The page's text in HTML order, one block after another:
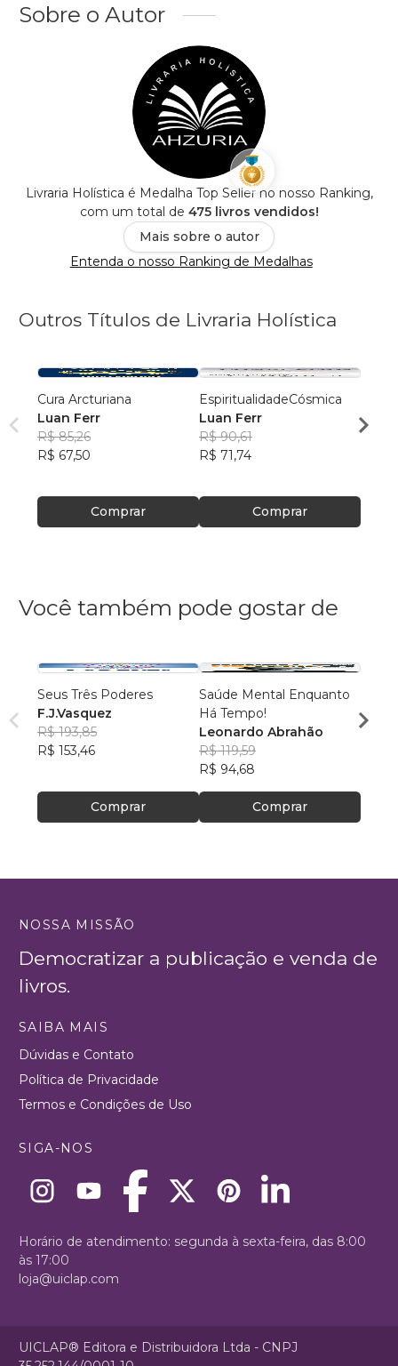
Sobre o Autor
Livraria Holística é Medalha Top Seller no nosso Ranking,
com um total de 475 livros vendidos!
Mais sobre o autor
Entenda o nosso Ranking de Medalhas
Outros Títulos de Livraria Holística
Cura Arcturiana
Luan Ferr
R$ 85,26
R$ 67,50
Comprar
EspiritualidadeCósmica
Luan Ferr
R$ 90,61
R$ 71,74
Comprar
Luan
R$
Você também pode gostar de
Seus Três Poderes
F.J.Vasquez
R$ 193,85
R$ 153,46
Comprar
Saúde Mental Enquanto
Há Tempo!
Leonardo Abrahão
R$ 119,59
R$ 94,68
Comprar
R$
NOSSA MISSÃO
Democratizar a publicação e venda de
livros.
SAIBA MAIS
Dúvidas e Contato
Política de Privacidade
Termos e Condições de Uso
SIGA-NOS
Horário de atendimento: segunda à sexta-feira, das 8:00
às 17:00
loja@uiclap.com
UICLAP® Editora e Distribuidora Ltda - CNPJ